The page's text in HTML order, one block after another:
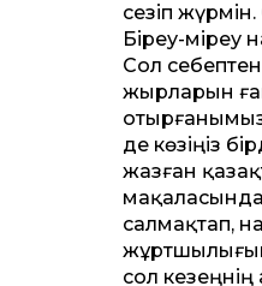
сезіп
Біреу-міреу
Сол
жырларын
отырғанымыз
де көзіңіз
жазған
салмақтап,
сол